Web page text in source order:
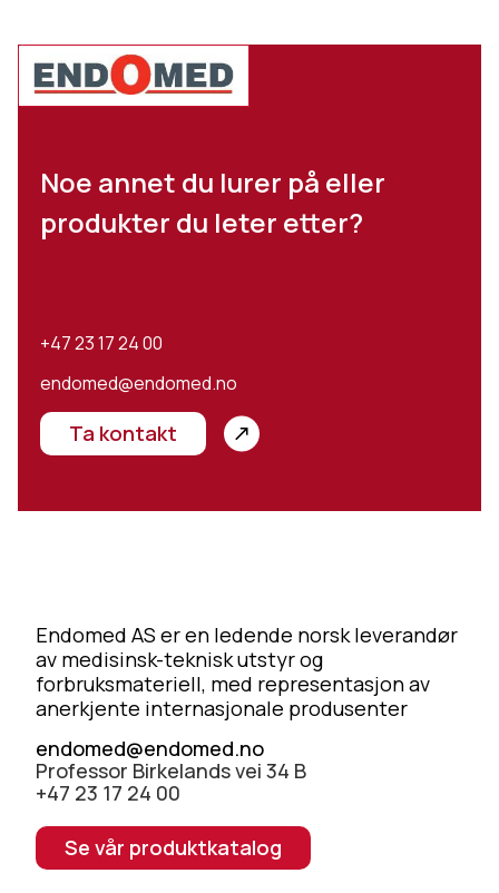
Noe annet du lurer på eller
produkter du leter etter?
+47 23 17 24 00
endomed@endomed.no
Ta kontakt
Endomed AS er en ledende norsk leverandør
av medisinsk-teknisk utstyr og
forbruksmateriell, med representasjon av
anerkjente internasjonale produsenter
endomed@endomed.no
Professor Birkelands vei 34 B
+47 23 17 24 00
Se vår produktkatalog